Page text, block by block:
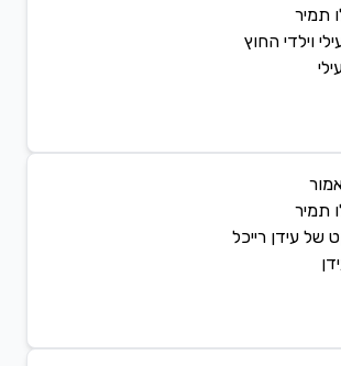
תמיר
וילדי החוץ
תמיר
של עידן רייכל